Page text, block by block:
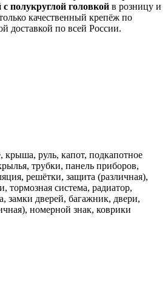
полукруглой головкой в розницу и
качественный крепёж по
доставкой по всей России.
крыша, руль, капот, подкапотное
трубки, панель приборов,
решётки, защита (различная),
тормозная система, радиатор,
замки дверей, багажник, двери,
номерной знак, коврики